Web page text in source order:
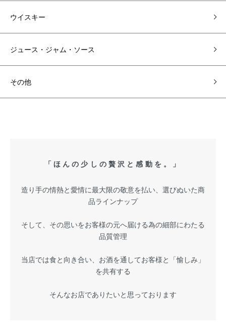
ウイスキー
ジュース・ジャム・ソース
その他
「ほんの少しの贅沢と感動を。」
造り手の情熱と愛情に最大限の敬意を払い、選びぬいた商
品ラインナップ
そして、その思いをお客様の元へ届ける為の細部にわたる
品質管理
当店では食と向き合い、お酒を通してお客様と「愉しみ」
を共有する
そんなお店でありたいと思っております